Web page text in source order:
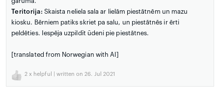
Teritorija: Skaista neliela sala ar lielām piestātnēm un mazu
kiosku. Bērniem patiks skriet pa salu, un piestātnēs ir ērti
peldēties. Iespēja uzpildīt ūdeni pie piestātnes.
[translated from Norwegian with AI]
2 x helpful | written on 26. Jul 2021